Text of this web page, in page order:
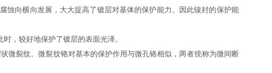
蚀向横向发展，大大提高了镀层对基体的保护能力。因此镍封的保护能
，较好地保护了镀层的表面光泽。
微裂纹。微裂纹铬对基本的保护作用与微孔铬相似，两者统称为微间断